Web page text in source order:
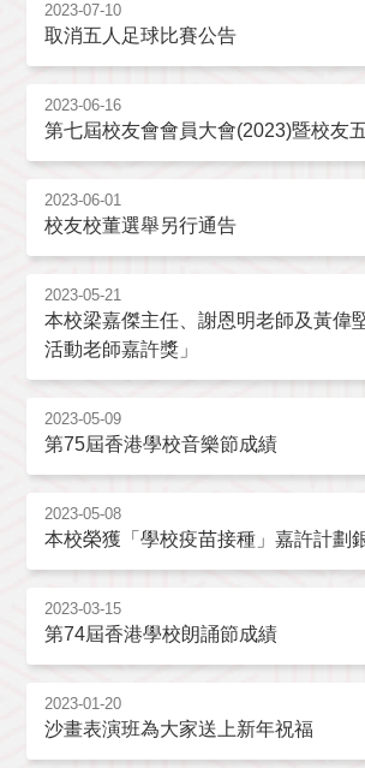
2023-07-10
取消五人足球比賽公告
2023-06-16
第七屆校友會會員大會(2023)暨校友
2023-06-01
校友校董選舉另行通告
2023-05-21
本校梁嘉傑主任、謝恩明老師及黃偉
活動老師嘉許獎」
2023-05-09
第75屆香港學校音樂節成績
2023-05-08
本校榮獲「學校疫苗接種」嘉許計劃
2023-03-15
第74屆香港學校朗誦節成績
2023-01-20
沙畫表演班為大家送上新年祝福